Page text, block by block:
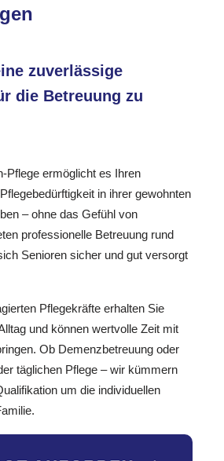
zuverlässige
die Betreuung zu
Pflege ermöglicht es Ihren
in ihrer gewohnten
– ohne das Gefühl von
professionelle Betreuung rund
Senioren sicher und gut versorgt
Pflegekräfte erhalten Sie
und können wertvolle Zeit mit
Ob Demenzbetreuung oder
täglichen Pflege – wir kümmern
um die individuellen